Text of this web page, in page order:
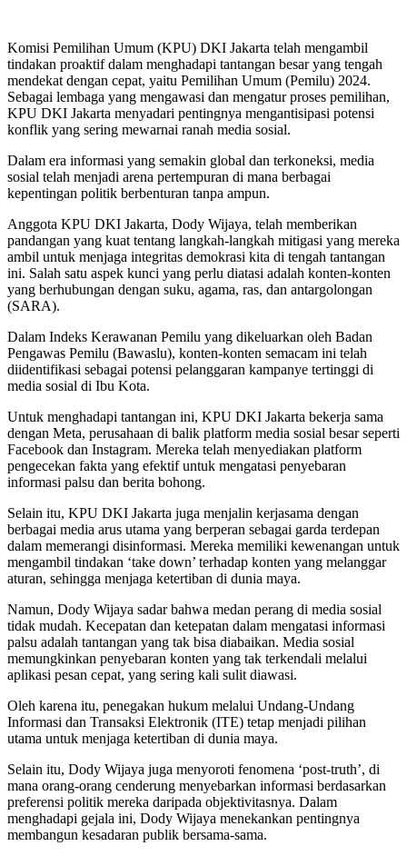
Komisi Pemilihan Umum (KPU) DKI Jakarta telah mengambil
tindakan proaktif dalam menghadapi tantangan besar yang tengah
mendekat dengan cepat, yaitu Pemilihan Umum (Pemilu) 2024.
Sebagai lembaga yang mengawasi dan mengatur proses pemilihan,
KPU DKI Jakarta menyadari pentingnya mengantisipasi potensi
konflik yang sering mewarnai ranah media sosial.
Dalam era informasi yang semakin global dan terkoneksi, media
sosial telah menjadi arena pertempuran di mana berbagai
kepentingan politik berbenturan tanpa ampun.
Anggota KPU DKI Jakarta, Dody Wijaya, telah memberikan
pandangan yang kuat tentang langkah-langkah mitigasi yang mereka
ambil untuk menjaga integritas demokrasi kita di tengah tantangan
ini. Salah satu aspek kunci yang perlu diatasi adalah konten-konten
yang berhubungan dengan suku, agama, ras, dan antargolongan
(SARA).
Dalam Indeks Kerawanan Pemilu yang dikeluarkan oleh Badan
Pengawas Pemilu (Bawaslu), konten-konten semacam ini telah
diidentifikasi sebagai potensi pelanggaran kampanye tertinggi di
media sosial di Ibu Kota.
Untuk menghadapi tantangan ini, KPU DKI Jakarta bekerja sama
dengan Meta, perusahaan di balik platform media sosial besar seperti
Facebook dan Instagram. Mereka telah menyediakan platform
pengecekan fakta yang efektif untuk mengatasi penyebaran
informasi palsu dan berita bohong.
Selain itu, KPU DKI Jakarta juga menjalin kerjasama dengan
berbagai media arus utama yang berperan sebagai garda terdepan
dalam memerangi disinformasi. Mereka memiliki kewenangan untuk
mengambil tindakan ‘take down’ terhadap konten yang melanggar
aturan, sehingga menjaga ketertiban di dunia maya.
Namun, Dody Wijaya sadar bahwa medan perang di media sosial
tidak mudah. Kecepatan dan ketepatan dalam mengatasi informasi
palsu adalah tantangan yang tak bisa diabaikan. Media sosial
memungkinkan penyebaran konten yang tak terkendali melalui
aplikasi pesan cepat, yang sering kali sulit diawasi.
Oleh karena itu, penegakan hukum melalui Undang-Undang
Informasi dan Transaksi Elektronik (ITE) tetap menjadi pilihan
utama untuk menjaga ketertiban di dunia maya.
Selain itu, Dody Wijaya juga menyoroti fenomena ‘post-truth’, di
mana orang-orang cenderung menyebarkan informasi berdasarkan
preferensi politik mereka daripada objektivitasnya. Dalam
menghadapi gejala ini, Dody Wijaya menekankan pentingnya
membangun kesadaran publik bersama-sama.